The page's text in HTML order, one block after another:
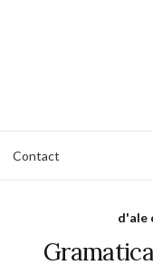
Contact
d'ale